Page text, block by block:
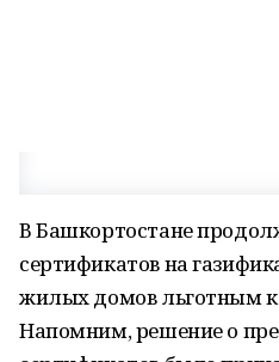
В Башкортостане
сертификатов на
жилых домов льготным
Напомним, решение о